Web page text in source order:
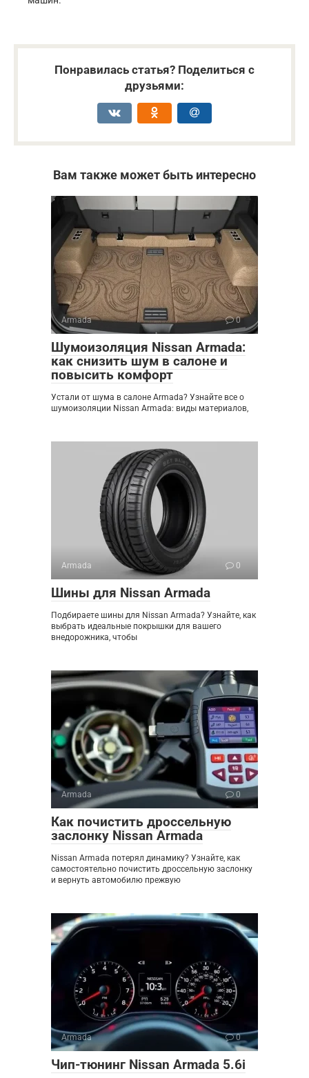
Понравилась статья? Поделиться с
друзьями:
Вам также может быть интересно
Armada 0
Шумоизоляция Nissan Armada:
как снизить шум в салоне и
повысить комфорт
Устали от шума в салоне Armada? Узнайте все о
шумоизоляции Nissan Armada: виды материалов,
Armada 0
Шины для Nissan Armada
Подбираете шины для Nissan Armada? Узнайте, как
выбрать идеальные покрышки для вашего
внедорожника, чтобы
Armada 0
Как почистить дроссельную
заслонку Nissan Armada
Nissan Armada потерял динамику? Узнайте, как
самостоятельно почистить дроссельную заслонку
и вернуть автомобилю прежвую
Armada 0
Чип-тюнинг Nissan Armada 5.6i